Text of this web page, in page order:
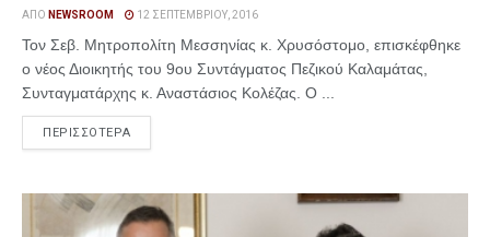
ΑΠΌ NEWSROOM 12 ΣΕΠΤΕΜΒΡΊΟΥ, 2016
Τον Σεβ. Μητροπολίτη Μεσσηνίας κ. Χρυσόστομο, επισκέφθηκε
ο νέος Διοικητής του 9ου Συντάγματος Πεζικού Καλαμάτας,
Συνταγματάρχης κ. Αναστάσιος Κολέζας. Ο ...
ΠΕΡΙΣΣΟΤΕΡΑ